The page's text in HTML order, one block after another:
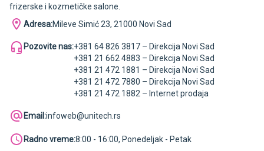
frizerske i kozmetičke salone.
Adresa:Mileve Simić 23, 21000 Novi Sad
Pozovite nas:+381 64 826 3817 – Direkcija Novi Sad
+381 21 662 4883 – Direkcija Novi Sad
+381 21 472 1881 – Direkcija Novi Sad
+381 21 472 7880 – Direkcija Novi Sad
+381 21 472 1882 – Internet prodaja
Email:infoweb@unitech.rs
Radno vreme:8:00 - 16:00, Ponedeljak - Petak